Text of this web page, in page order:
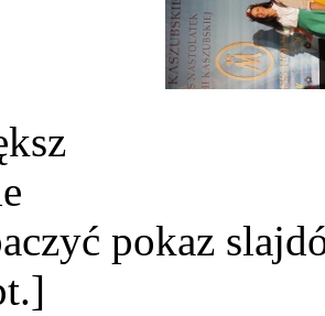
pokaz